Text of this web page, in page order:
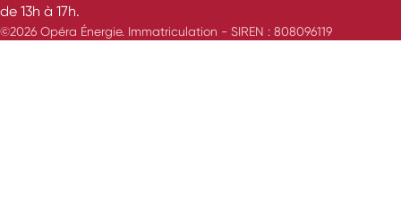
de 13h à 17h.
©2026 Opéra Énergie. Immatriculation - SIREN : 808096119